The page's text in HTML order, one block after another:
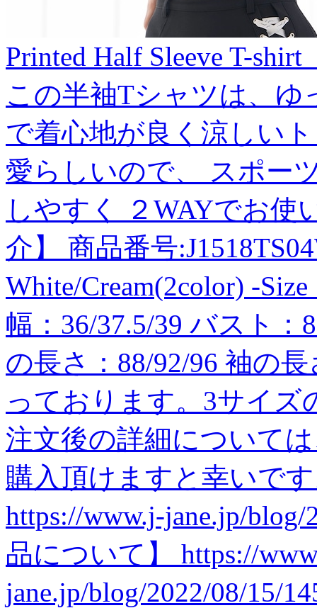
Printed Half Sleeve T-shirt
この半袖Tシャツは、
で着心地が良く涼しい
愛らしいので、 スポー
しやすく ２WAYでお使
介】 商品番号
White/Cream(2color) -
幅：36/37.5/39 バスト：
の長さ：88/92/96 袖の
っております。3サイズ
注文後の詳細について
購入頂けますと幸いで
https://www.j-jane.jp/
品について】 https://
jane.jp/blog/2022/08/15/